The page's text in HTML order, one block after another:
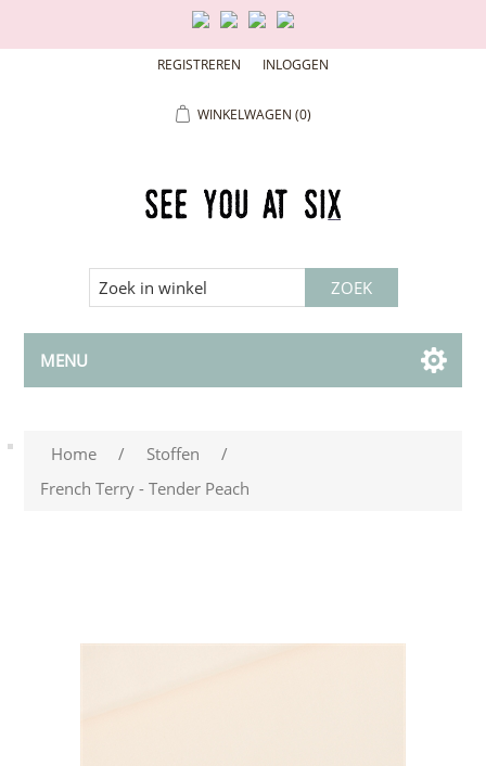
REGISTREREN INLOGGEN
WINKELWAGEN (0)
MENU
Home / Stoffen
/
French Terry - Tender Peach